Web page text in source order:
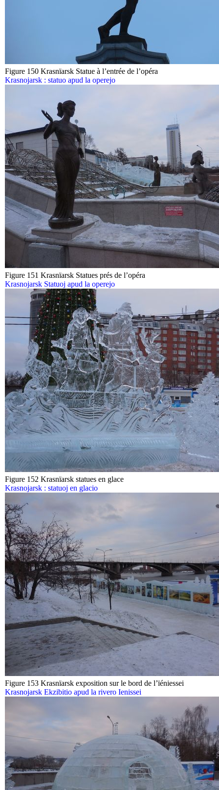
Figure 150 Krasnïarsk Statue à l’entrée de l’opéra
Krasnojarsk : statuo apud la operejo
Figure 151 Krasnïarsk Statues prés de l’opéra
Krasnojarsk Statuoj apud la operejo
Figure 152 Krasnïarsk statues en glace
Krasnojarsk : statuoj en glacio
Figure 153 Krasnïarsk exposition sur le bord de l’ïéniessei
Krasnojarsk Ekzibitio apud la rivero Ienissei